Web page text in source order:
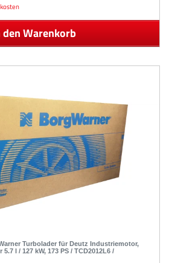
den Warenkorb
Turbolader für Deutz Industriemotor,
l / 127 kW, 173 PS / TCD2012L6 /